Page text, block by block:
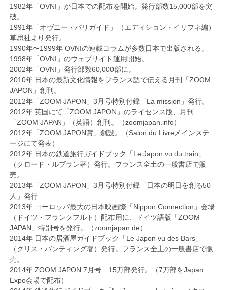
1982年「OVNI」が日本での配布を開始。発行部数15,000部を突
破。
1991年「オヴニー・パリガイド」（エディション・イリフネ編）
草思社より発行。
1990年〜1999年 OVNIの連載コラムが多数日本で出版される。
1998年「OVNI」のウェブサイト運用開始。
2002年「OVNI」発行部数60,000部に。
2010年 日本の最新文化情報をフランス語で伝える月刊「ZOOM
JAPON」創刊。
2012年「ZOOM JAPON」3月号特別付録「La mission」発行。
2012年 英国にて「ZOOM JAPON」のライセンス版、月刊
「ZOOM JAPAN」（英語）創刊。（zoomjapan.info）
2012年「ZOOM JAPON賞」創設。（Salon du Livreメインステ
ージにて発表）
2012年 日本の鉄道旅行ガイドブック「Le Japon vu du train」
（クロード・ルブラン著）発行。フランス全土の一般書店で販
売。
2013年「ZOOM JAPON」3月号特別付録「日本の明日を創る50
人」発行
2013年 ヨーロッパ最大の日本映画際「Nippon Connection」会場
（ドイツ・フランクフルト）配布用に、ドイツ語版「ZOOM
JAPAN」特別号を発行。（zoomjapan.de）
2014年 日本の居酒屋ガイドブック「Le Japon vu des Bars」
（クリス・バンティング著）発行。フランス全土の一般書店で販
売。
2014年 ZOOM JAPON 7月号 15万部発行。（7万部をJapan
Expo会場で配布）